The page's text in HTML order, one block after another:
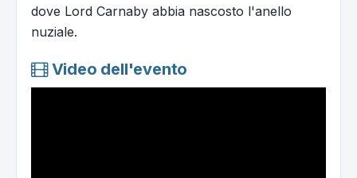
dove Lord Carnaby abbia nascosto l'anello
nuziale.
Video dell'evento